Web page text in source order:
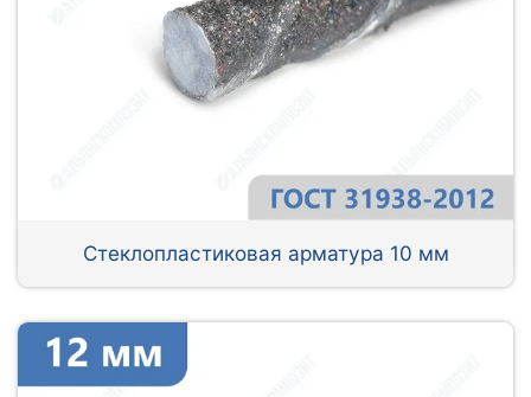
Стеклопластиковая арматура 10 мм